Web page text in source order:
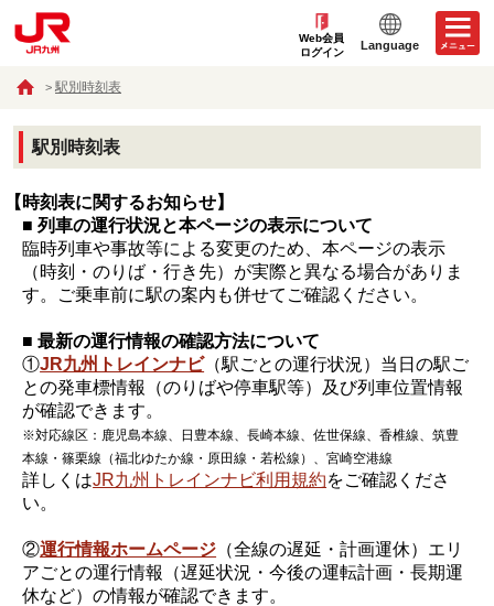
Web会員
ログイン
Language
駅別時刻表
駅別時刻表
【時刻表に関するお知らせ】
■ 列車の運行状況と本ページの表示について
臨時列車や事故等による変更のため、本ページの表示
（時刻・のりば・行き先）が実際と異なる場合がありま
す。ご乗車前に駅の案内も併せてご確認ください。
■ 最新の運行情報の確認方法について
①JR九州トレインナビ（駅ごとの運行状況）当日の駅ご
との発車標情報（のりばや停車駅等）及び列車位置情報
が確認できます。
※対応線区：鹿児島本線、日豊本線、長崎本線、佐世保線、香椎線、筑豊
本線・篠栗線（福北ゆたか線・原田線・若松線）、宮崎空港線
詳しくはJR九州トレインナビ利用規約をご確認くださ
い。
②運行情報ホームページ （全線の遅延・計画運休）エリ
アごとの運行情報（遅延状況・今後の運転計画・長期運
休など）の情報が確認できます。